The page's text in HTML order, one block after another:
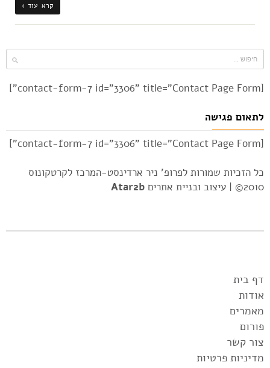
קרא עוד ›
[contact-form-7 id="3306" title="Contact Page Form"]
לתאום פגישה
[contact-form-7 id="3306" title="Contact Page Form"]
כל הזכיות שמורות לפרופ' ניר ארדינסט-המרכז לקרטקונוס
2010© |
עיצוב ובניית אתרים Atar2b
דף בית
אודות
מאמרים
פורום
צור קשר
מדיניות פרטיות